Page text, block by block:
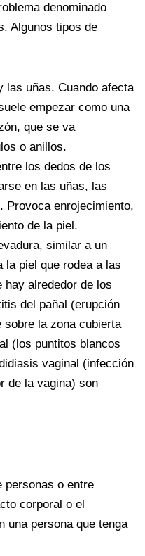
denominado
Algunos tipos de
las uñas. Cuando afecta
empezar como una
que se va
o anillos.
los dedos de los
en las uñas, las
Provoca enrojecimiento,
de la piel.
similar a un
la piel que rodea a las
hay alrededor de los
del pañal (erupción
sobre la zona cubierta
(los puntitos blancos
vaginal (infección
de la vagina) son
personas o entre
corporal o el
una persona que tenga